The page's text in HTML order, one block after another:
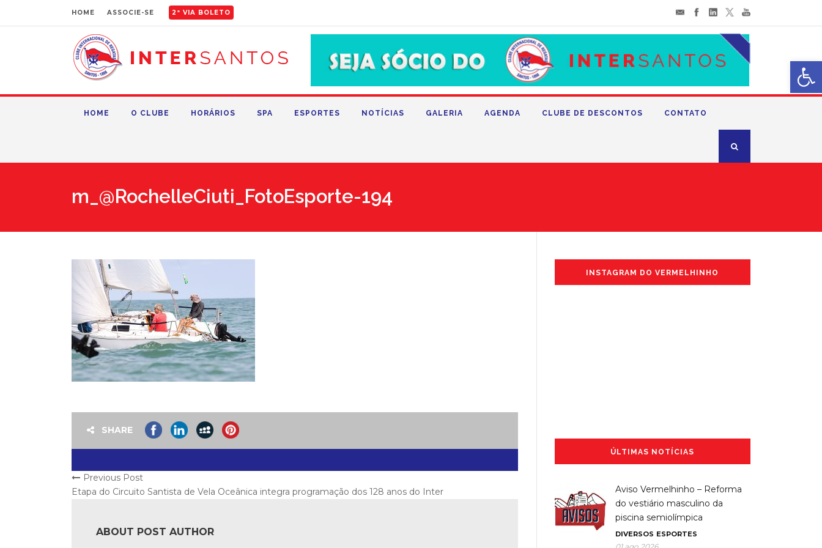
HOME ASSOCIE-SE 2ª VIA BOLETO
HOME O CLUBE HORÁRIOS SPA ESPORTES NOTÍCIAS GALERIA AGENDA CLUBE DE DESCONTOS CONTATO
m_@RochelleCiuti_FotoEsporte-194
SHARE
Previous Post
Etapa do Circuito Santista de Vela Oceânica integra programação dos 128 anos do Inter
ABOUT POST AUTHOR
INSTAGRAM DO VERMELHINHO
ÚLTIMAS NOTÍCIAS
Aviso Vermelhinho – Reforma
do vestiário masculino da
piscina semiolímpica
DIVERSOS ESPORTES
Abrir